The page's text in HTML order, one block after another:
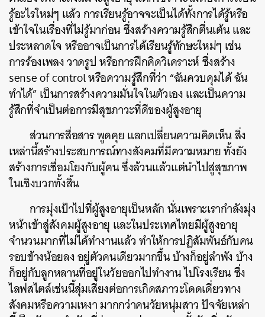
รู้อะไรใหม่ๆ แล้ว การเรียนรู้อาจจะเป็นได้ทั้งการได้รู้หรือ
เข้าใจในเรื่องที่ไม่รู้มาก่อน ซึ่งสร้างความรู้สึกตื่นเต้น และ
ประหลาดใจ หรืออาจเป็นการได้เรียนรู้ทักษะใหม่ๆ เช่น
การร้องเพลง วาดรูป หรือการฝึกคิดวิเคราะห์ ซึ่งสร้าง
sense of control หรือความรู้สึกที่ว่า “ฉันควบคุมได้ ฉัน
ทำได้” เป็นการสร้างความมั่นใจในตัวเอง และเป็นความ
รู้สึกที่จำเป็นต่อการมีสุขภาวะที่ดีของผู้สูงอายุ
ส่วนการสื่อสาร พูดคุย แลกเปลี่ยนความคิดเห็น สิ่ง
เหล่านี้สร้างประสบการณ์ทางสังคมที่มีความหมาย ทั้งยัง
สร้างการเชื่อมโยงกับผู้คน ซึ่งล้วนแล้วแต่นำไปสู่สุขภาพ
ในเชิงบวกทั้งสิ้น
การมุ่งเป้าไปที่ผู้สูงอายุเป็นหลัก นั่นเพราะเรากำลังมุ่ง
หน้าเข้าสู่สังคมผู้สูงอายุ และในประเทศไทยมีผู้สูงอายุ
จำนวนมากที่ไม่ได้ทำงานแล้ว ทำให้การปฏิสัมพันธ์กับคน
รอบข้างน้อยลง อยู่ตัวคนเดียวมากขึ้น บ้างก็อยู่ลำพัง บ้าง
ก็อยู่กับลูกหลานที่อยู่ในวัยออกไปทำงาน ไปโรงเรียน ซึ่ง
ไลฟสไตล์เช่นนี้สุ่มเสี่ยงต่อการเกิดสภาวะโดดเดี่ยวทาง
สังคมหรือความเหงา มากกว่าคนวัยหนุ่มสาว ปัจจัยเหล่า